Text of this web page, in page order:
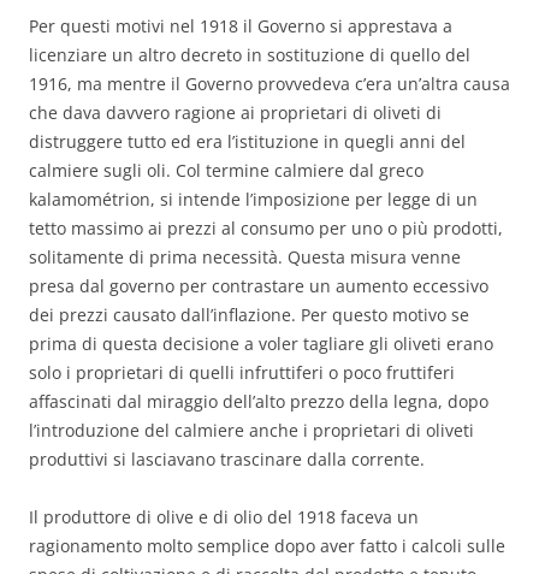
Per questi motivi nel 1918 il Governo si apprestava a
licenziare un altro decreto in sostituzione di quello del
1916, ma mentre il Governo provvedeva c’era un’altra causa
che dava davvero ragione ai proprietari di oliveti di
distruggere tutto ed era l’istituzione in quegli anni del
calmiere sugli oli. Col termine calmiere dal greco
kalamométrion, si intende l’imposizione per legge di un
tetto massimo ai prezzi al consumo per uno o più prodotti,
solitamente di prima necessità. Questa misura venne
presa dal governo per contrastare un aumento eccessivo
dei prezzi causato dall’inflazione. Per questo motivo se
prima di questa decisione a voler tagliare gli oliveti erano
solo i proprietari di quelli infruttiferi o poco fruttiferi
affascinati dal miraggio dell’alto prezzo della legna, dopo
l’introduzione del calmiere anche i proprietari di oliveti
produttivi si lasciavano trascinare dalla corrente.
Il produttore di olive e di olio del 1918 faceva un
ragionamento molto semplice dopo aver fatto i calcoli sulle